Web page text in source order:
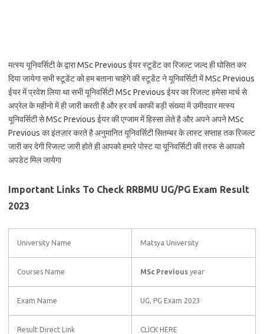
मत्स्य यूनिवर्सिटी के द्वारा MSc Previous ईयर स्टूडेंट का रिजल्ट जल्द ही घोसित कर
दिया जायेगा सभी स्टूडेंट को हम बताना चाहेंगे की स्टूडेंट ने यूनिवर्सिटी में MSc Previous
ईयर में प्रवेश लिया था सभी यूनिवर्सिटी MSc Previous ईयर का रिजल्ट हमेसा मार्च से
अप्रेल के महीनो में ही जारी करती है और हर वर्ष काफी बड़ी संख्या में उमीदवार मत्स्य
यूनिवर्सिटी से MSc Previous ईयर की एग्जाम में हिस्सा लेते है और अपने अपने MSc
Previous का इंतज़ार करते है अनुमानित यूनिवर्सिटी सितम्बर के लास्ट सप्ताह तक रिजल्ट
जारी कर देगी रिजल्ट जारी होते ही आपको हमारे पोस्ट या यूनिवर्सिटी की तरफ से आपको
अपडेट मिल जायेगा
Important Links To Check RRBMU UG/PG Exam Result
2023
University Name Matsya University
Courses Name MSc Previous year
Exam Name UG, PG Exam 2023
Result Direct Link CLICK HERE